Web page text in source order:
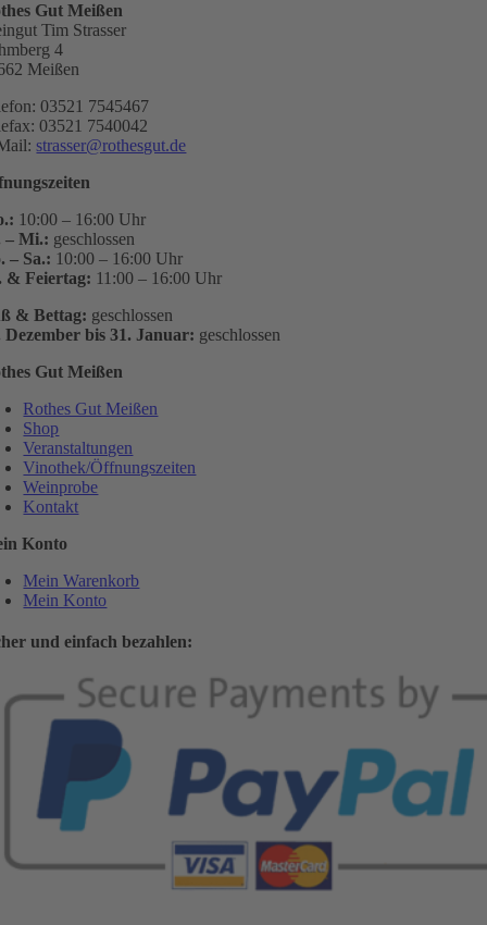
Gut Meißen
Tim Strasser
4
Meißen
03521 7545467
03521 7540042
strasser@rothesgut.de
10:00 – 16:00 Uhr
– Mi.: geschlossen
– Sa.: 10:00 – 16:00 Uhr
& Feiertag: 11:00 – 16:00 Uhr
& Bettag: geschlossen
Dezember bis 31. Januar: geschlossen
Gut Meißen
Rothes Gut Meißen
Shop
Veranstaltungen
Vinothek/Öffnungszeiten
Weinprobe
Kontakt
Konto
Mein Warenkorb
Mein Konto
und einfach bezahlen: